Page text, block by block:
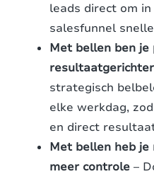
leads direct om
salesfunnel
Met bellen ben je
resultaatgerichter
strategisch
elke werkdag,
en direct
Met bellen heb
meer controle –